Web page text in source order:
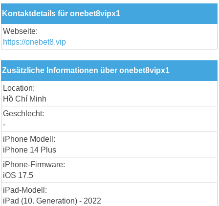
Kontaktdetails für onebet8vipx1
Webseite:
https://onebet8.vip
Zusätzliche Informationen über onebet8vipx1
Location:
Hồ Chí Minh
Geschlecht:
-
iPhone Modell:
iPhone 14 Plus
iPhone-Firmware:
iOS 17.5
iPad-Modell:
iPad (10. Generation) - 2022